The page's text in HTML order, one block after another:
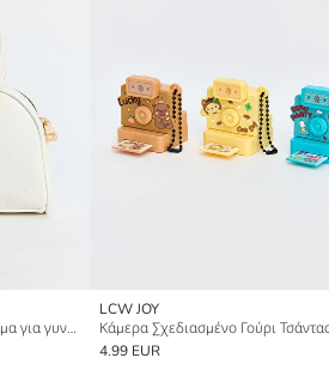
Τσάντα Ώμου από Τεχνητό Δέρμα για γυναίκες
LCW JOY
Κάμερα Σχεδιασμένο Γούρι
4.99 EUR